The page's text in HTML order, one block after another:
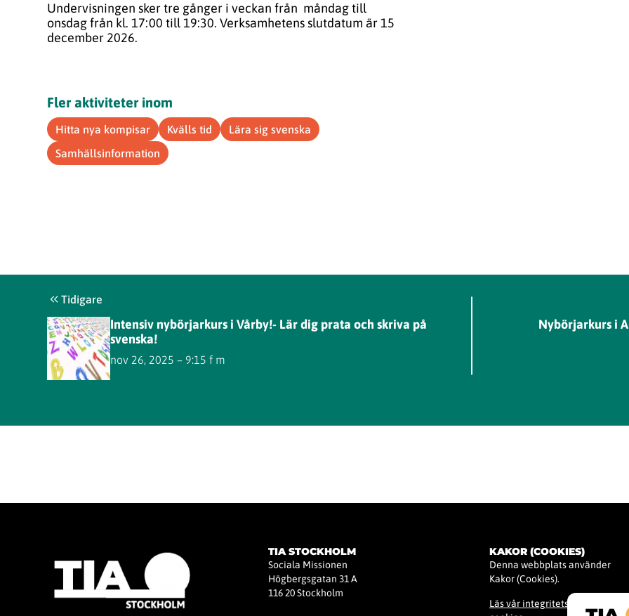
Undervisningen sker tre gånger i veckan från måndag till
onsdagfrån kl. 17:00 till 19:30.Verksamhetens slutdatum är 15
december 2026.
Fler aktiviteter inom
Hitta nya kompisar Kvälls tid
Lära sig svenska
Samhällsinformation
Tidigare
Intensiv nybörjarkurs i Vårby!- Lär dig prata och skriva på
svenska!
nov 26, 2025 – 9:15 f m
Nybörjarkurs i
TIA STOCKHOLM
Sociala Missionen
Högbergsgatan 31 A
116 20 Stockholm
KAKOR (COOKIES)
Denna webbplats använder
Kakor (Cookies).
Läs vår integritetspolicy för